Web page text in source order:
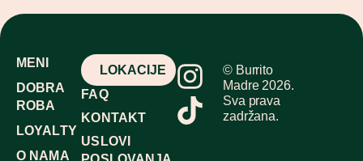
MENI
DOBRA
ROBA
LOYALTY
O NAMA
LOKACIJE
FAQ
KONTAKT
USLOVI
© Burrito
Madre 2026.
Sva prava
zadržana.